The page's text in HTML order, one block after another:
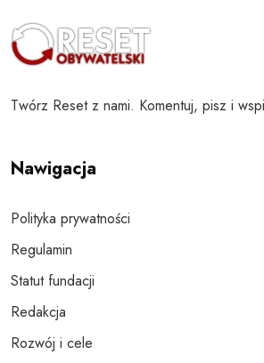
Twórz Reset z nami. Komentuj, pisz i
Nawigacja
Polityka prywatności
Regulamin
Statut fundacji
Redakcja
Rozwój i cele